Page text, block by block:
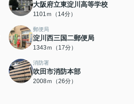
大阪府立東淀川高等学校
1101ｍ（14分）
郵便局
淀川西三国二郵便局
1343ｍ（17分）
消防署
吹田市消防本部
2008ｍ（26分）